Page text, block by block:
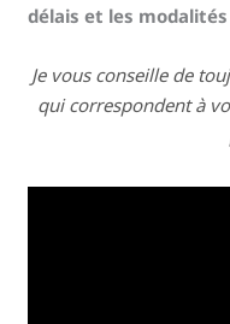
délais et les
Je vous conseille de
qui correspondent à